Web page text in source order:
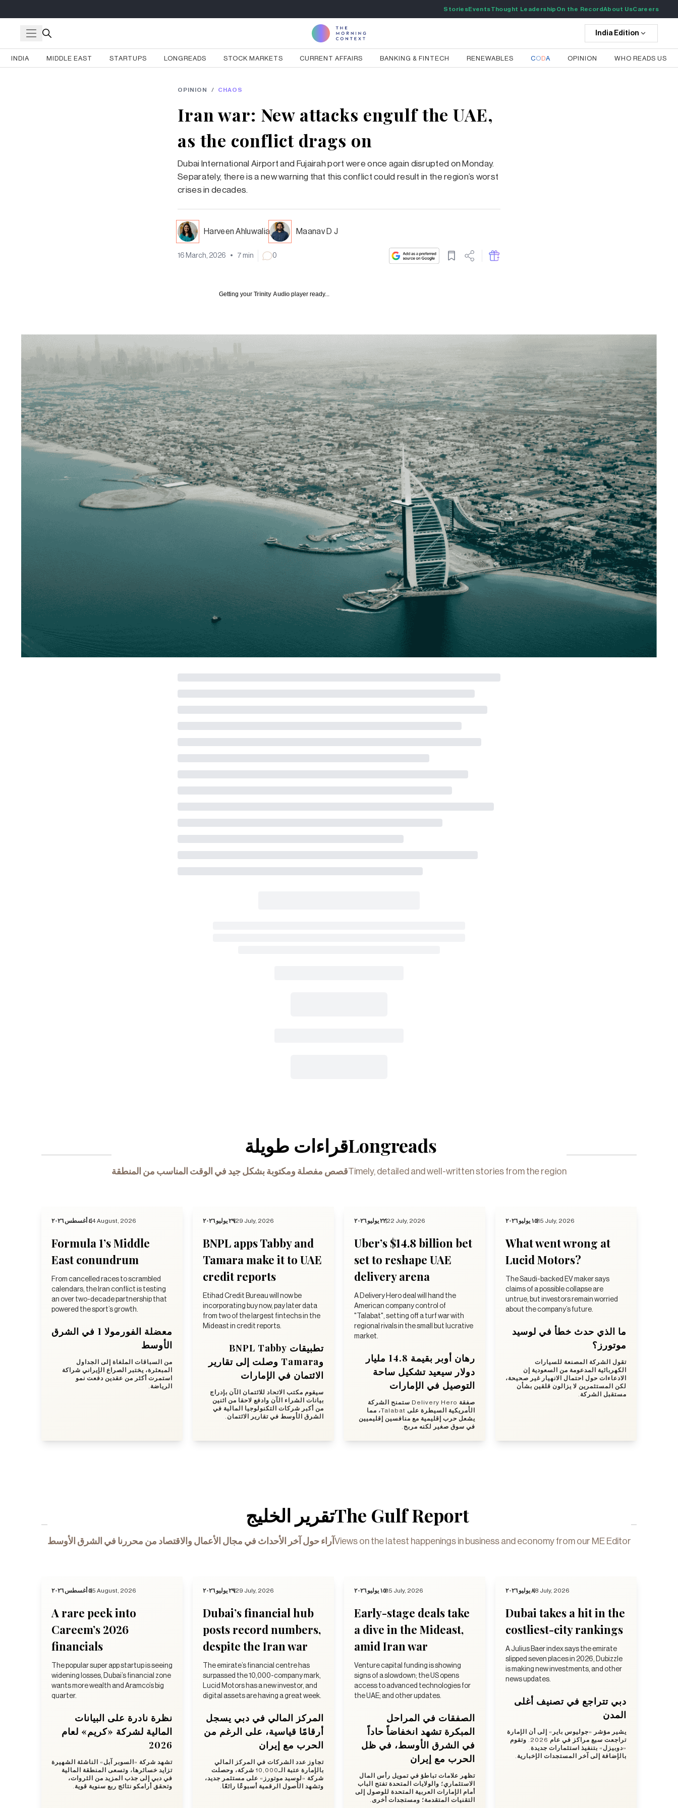
StoriesEventsThought Leadership On the RecordAbout UsCareers
India Edition
INDIA MIDDLE EAST STARTUPS LONGREADS STOCK MARKETS CURRENT AFFAIRS BANKING & FINTECH RENEWABLES CODA OPINION WHO READS US
OPINION / CHAOS
Iran war: New attacks engulf the UAE,
as the conflict drags on
Dubai International Airport and Fujairah port were once again disrupted on Monday.
Separately, there is a new warning that this conflict could result in the region’s worst
crises in decades.
Harveen Ahluwalia Maanav D J
16 March, 2026 • 7 min 0
Getting your Trinity Audio player ready...
قراءات طويلة
قصص مفصلة ومكتوبة بشكل جيد في الوقت المناسب من المنطقة
Longreads
Timely, detailed and well-written stories from the region
٤ أغسطس ٢٠٢٦4 August, 2026
Formula 1’s Middle
East conundrum
From cancelled races to scrambled
calendars, the Iran conflict is testing
an over two-decade partnership that
powered the sport’s growth.
معضلة الفورمولا 1 في الشرق
الأوسط
من السباقات الملغاة إلى الجداول
المبعثرة، يختبر الصراع الإيراني شراكة
استمرت أكثر من عقدين دفعت نمو
الرياضة.
٢٩ يوليو ٢٠٢٦29 July, 2026
BNPL apps Tabby and
Tamara make it to UAE
credit reports
Etihad Credit Bureau will now be
incorporating buy now, pay later data
from two of the largest fintechs in the
Mideast in credit reports.
تطبيقات BNPL Tabby
وTamara وصلت إلى تقارير
الائتمان في الإمارات
سيقوم مكتب الاتحاد للائتمان الآن بإدراج
بيانات الشراء الآن وادفع لاحقا من اثنين
من أكبر شركات التكنولوجيا المالية في
الشرق الأوسط في تقارير الائتمان.
٢٢ يوليو ٢٠٢٦22 July, 2026
Uber’s $14.8 billion bet
set to reshape UAE
delivery arena
A Delivery Hero deal will hand the
American company control of
"Talabat", setting off a turf war with
regional rivals in the small but lucrative
market.
رهان أوبر بقيمة 14.8 مليار
دولار سيعيد تشكيل ساحة
التوصيل في الإمارات
صفقة Delivery Hero ستمنح الشركة
الأمريكية السيطرة على Talabat، مما
يشعل حرب إقليمية مع منافسين إقليميين
في سوق صغير لكنه مربح.
١٥ يوليو ٢٠٢٦15 July, 2026
What went wrong at
Lucid Motors?
The Saudi-backed EV maker says
claims of a possible collapse are
untrue, but investors remain worried
about the company’s future.
ما الذي حدث خطأ في لوسيد
موتورز؟
تقول الشركة المصنعة للسيارات
الكهربائية المدعومة من السعودية إن
الادعاءات حول احتمال الانهيار غير صحيحة،
لكن المستثمرين لا يزالون قلقين بشأن
مستقبل الشركة.
تقرير الخليج
آراء حول آخر الأحداث في مجال الأعمال والاقتصاد من محررنا في الشرق الأوسط
The Gulf Report
Views on the latest happenings in business and economy from our ME Editor
٥ أغسطس ٢٠٢٦5 August, 2026
A rare peek into
Careem’s 2026
financials
The popular super app startup is seeing
widening losses, Dubai’s financial zone
wants more wealth and Aramco’s big
quarter.
نظرة نادرة على البيانات
المالية لشركة «كريم» لعام
2026
تشهد شركة «السوبر آبل» الناشئة الشهيرة
تزايد خسائرها، وتسعى المنطقة المالية
في دبي إلى جذب المزيد من الثروات،
وتحقق أرامكو نتائج ربع سنوية قوية.
٢٩ يوليو ٢٠٢٦29 July, 2026
Dubai’s financial hub
posts record numbers,
despite the Iran war
The emirate’s financial centre has
surpassed the 10,000-company mark,
Lucid Motors has a new investor, and
digital assets are having a great week.
المركز المالي في دبي يسجل
أرقامًا قياسية، على الرغم من
الحرب مع إيران
تجاوز عدد الشركات في المركز المالي
بالإمارة عتبة الـ10,000 شركة، وحصلت
شركة «لوسيد موتورز» على مستثمر جديد،
وتشهد الأصول الرقمية أسبوعًا رائعًا.
١٥ يوليو ٢٠٢٦15 July, 2026
Early-stage deals take
a dive in the Mideast,
amid Iran war
Venture capital funding is showing
signs of a slowdown; the US opens
access to advanced technologies for
the UAE; and other updates.
الصفقات في المراحل
المبكرة تشهد انخفاضاً حاداً
في الشرق الأوسط، في ظل
الحرب مع إيران
تظهر علامات تباطؤ في تمويل رأس المال
الاستثماري؛ والولايات المتحدة تفتح الباب
أمام الإمارات العربية المتحدة للوصول إلى
التقنيات المتقدمة؛ ومستجدات أخرى.
٨ يوليو ٢٠٢٦8 July, 2026
Dubai takes a hit in the
costliest-city rankings
A Julius Baer index says the emirate
slipped seven places in 2026, Dubizzle
is making new investments, and other
news updates.
دبي تتراجع في تصنيف أغلى
المدن
يشير مؤشر «جوليوس باير» إلى أن الإمارة
تراجعت سبع مراكز في عام 2026. وتقوم
«دوبيزل» بتنفيذ استثمارات جديدة.
بالإضافة إلى آخر المستجدات الإخبارية.